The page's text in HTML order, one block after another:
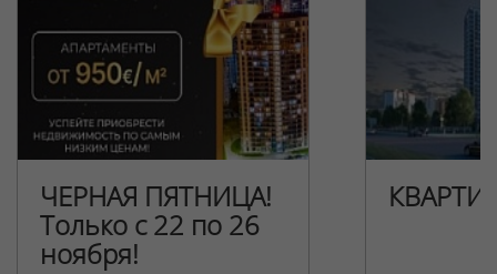
ЧЕРНАЯ ПЯТНИЦА!
Только с 22 по 26
ноября!